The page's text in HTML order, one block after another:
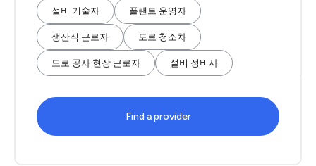
설비 기술자 플랜트 운영자
생산직 근로자 도로 청소차
도로 공사 현장 근로자 설비 정비사
Find a provider